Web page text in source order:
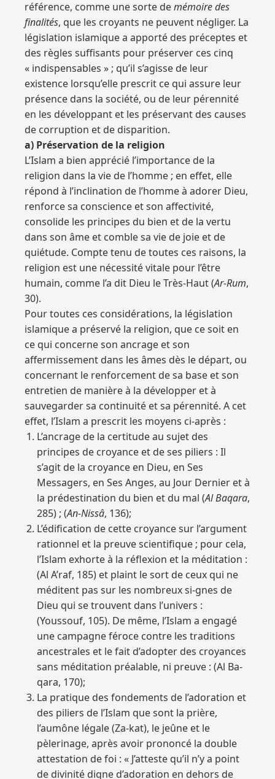
référence, comme une sorte demémoire des
finalités, que les croyants ne peuvent négliger. La
législation islamique a apporté des préceptes et
des règles suffisants pour préserver ces cinq
« indispensables » ; qu’il s’agisse de leur
existence lorsqu’elle prescrit ce qui assure leur
présence dans la société, ou de leur pérennité
en les développant et les préservant des causes
de corruption et de disparition.
a) Préservation de la religion
L’Islam a bien apprécié l’importance de la
religion dans la vie de l’homme ; en effet, elle
répond à l’inclination de l’homme à adorer Dieu,
renforce sa conscience et son affectivité,
consolide les principes du bien et de la vertu
dans son âme et comble sa vie de joie et de
quiétude. Compte tenu de toutes ces raisons, la
religion est une nécessité vitale pour l’être
humain, comme l’a dit Dieu le Très-Haut (Ar-Rum,
30).
Pour toutes ces considérations, la législation
islamique a préservé la religion, que ce soit en
ce qui concerne son ancrage et son
affermissement dans les âmes dès le départ, ou
concernant le renforcement de sa base et son
entretien de manière à la développer et à
sauvegarder sa continuité et sa pérennité. A cet
effet, l’Islam a prescrit les moyens ci-après :
L’ancrage de la certitude au sujet des
principes de croyance et de ses piliers : Il
s’agit de la croyance en Dieu, en Ses
Messagers, en Ses Anges, au Jour Dernier et à
la prédestination du bien et du mal (Al Baqara,
285) ; (An-Nissâ, 136);
L’édification de cette croyance sur l’argument
rationnel et la preuve scientifique ; pour cela,
l’Islam exhorte à la réflexion et la méditation :
(Al A’raf, 185) et plaint le sort de ceux qui ne
méditent pas sur les nombreux si-gnes de
Dieu qui se trouvent dans l’univers :
(Youssouf, 105). De même, l’Islam a engagé
une campagne féroce contre les traditions
ancestrales et le fait d’adopter des croyances
sans méditation préalable, ni preuve : (Al Ba-
qara, 170);
La pratique des fondements de l’adoration et
des piliers de l’Islam que sont la prière,
l’aumône légale (Za-kat), le jeûne et le
pèlerinage, après avoir prononcé la double
attestation de foi : « J’atteste qu’il n’y a point
de divinité digne d’adoration en dehors de